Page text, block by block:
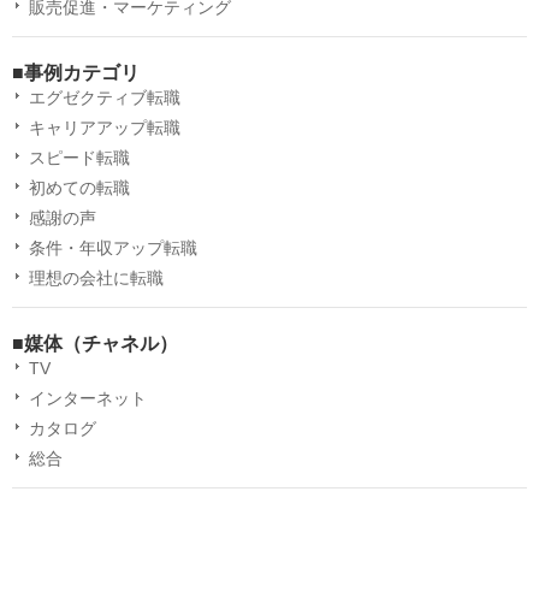
販売促進・マーケティング
■事例カテゴリ
エグゼクティブ転職
キャリアアップ転職
スピード転職
初めての転職
感謝の声
条件・年収アップ転職
理想の会社に転職
■媒体（チャネル）
TV
インターネット
カタログ
総合